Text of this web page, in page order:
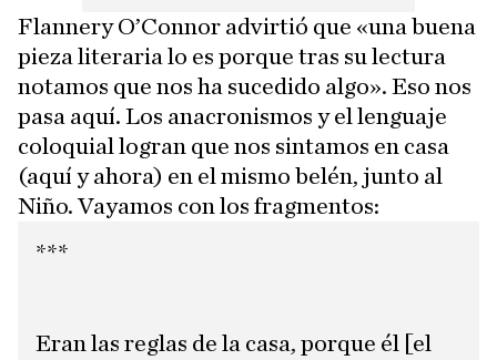
Flannery O’Connor advirtió que «una buena
pieza literaria lo es porque tras su lectura
notamos que nos ha sucedido algo». Eso nos
pasa aquí. Los anacronismos y el lenguaje
coloquial logran que nos sintamos en casa
(aquí y ahora) en el mismo belén, junto al
Niño. Vayamos con los fragmentos:
***
Eran las reglas de la casa, porque él [el